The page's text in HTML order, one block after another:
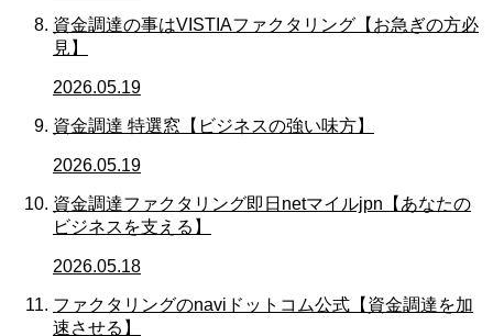
資金調達の事はVISTIAファクタリング【お急ぎの方必
見】
2026.05.19
資金調達 特選窓【ビジネスの強い味方】
2026.05.19
資金調達ファクタリング即日netマイルjpn【あなたの
ビジネスを支える】
2026.05.18
ファクタリングのnaviドットコム公式【資金調達を加
速させる】